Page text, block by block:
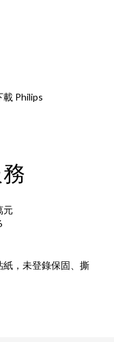
Philips
元
，未登錄保固、撕